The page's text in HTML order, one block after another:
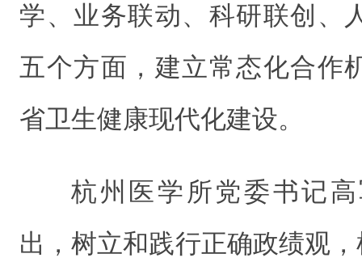
学、业务联动、科研联创、
五个方面，建立常态化合作
省卫生健康现代化建设。
杭州医学所党委书记
出，树立和践行正确政绩观